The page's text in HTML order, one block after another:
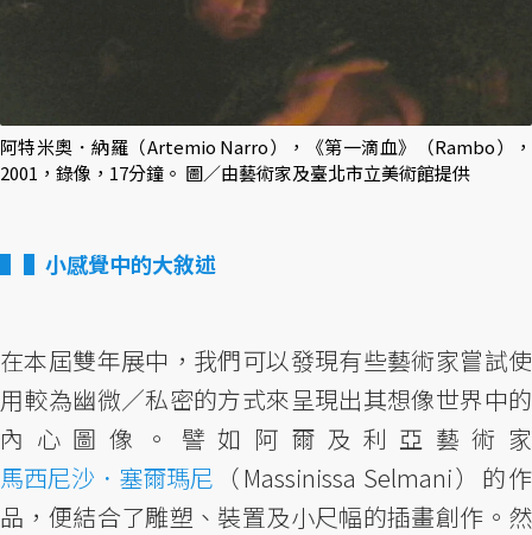
阿特米奧．納羅（Artemio Narro），《第一滴血》（Rambo），
2001，錄像，17分鐘。 圖／由藝術家及臺北市立美術館提供
▌小感覺中的大敘述
在本屆雙年展中，我們可以發現有些藝術家嘗試使
用較為幽微／私密的方式來呈現出其想像世界中的
內心圖像。譬如阿爾及利亞藝術家
馬西尼沙．塞爾瑪尼 （Massinissa Selmani）的作
品，便結合了雕塑、裝置及小尺幅的插畫創作。然